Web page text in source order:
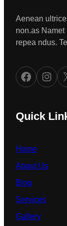
Aenean
non.as
repea ndus.
Facebook Instagram
Quick
Home
About Us
Blog
Services
Gallery